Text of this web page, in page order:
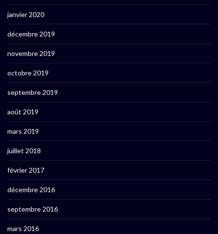
janvier 2020
décembre 2019
novembre 2019
octobre 2019
septembre 2019
août 2019
mars 2019
juillet 2018
février 2017
décembre 2016
septembre 2016
mars 2016